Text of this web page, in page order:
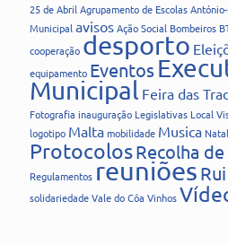
25 de Abril Agrupamento de Escolas
Municipal avisosAção Social Bombeiros
cooperação desporto
equipamento Eventos
Municipal Feira das
Fotografia inauguração Legislativas Local
logotipo Maltamobilidade Musica Natal
ProtocolosRecolha
Regulamentos reuniões
solidariedadeVale do Côa Vinhos